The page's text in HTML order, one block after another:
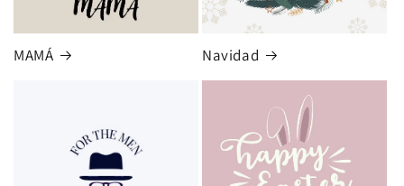
MAMÁ Navidad